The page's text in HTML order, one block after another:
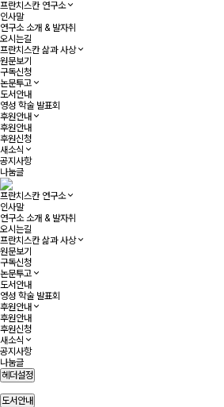
프란치스칸 연구소
인사말
연구소 소개 & 발자취
오시는길
프란치스칸 삶과 사상
원문보기
구독신청
논문투고
도서안내
영성 학술 발표회
후원안내
후원안내
후원신청
새소식
공지사항
나눔글
프란치스칸 연구소
인사말
연구소 소개 & 발자취
오시는길
프란치스칸 삶과 사상
원문보기
구독신청
논문투고
도서안내
영성 학술 발표회
후원안내
후원안내
후원신청
새소식
공지사항
나눔글
헤더설정
도서안내